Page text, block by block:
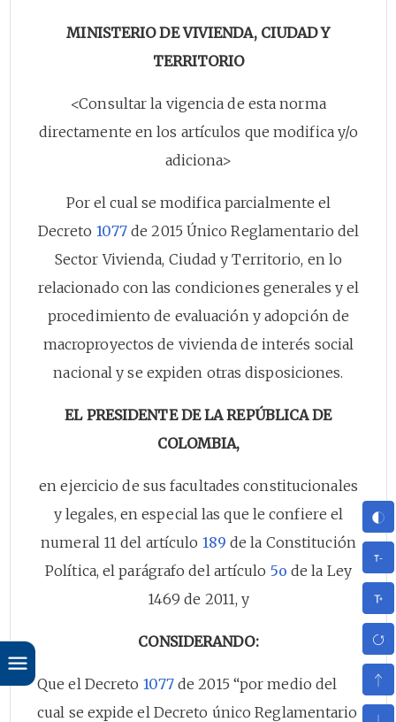
MINISTERIO DE VIVIENDA, CIUDAD Y
TERRITORIO
<Consultar la vigencia de esta norma
directamente en los artículos que modifica y/o
adiciona>
Por el cual se modifica parcialmente el
Decreto 1077 de 2015 Único Reglamentario del
Sector Vivienda, Ciudad y Territorio, en lo
relacionado con las condiciones generales y el
procedimiento de evaluación y adopción de
macroproyectos de vivienda de interés social
nacional y se expiden otras disposiciones.
EL PRESIDENTE DE LA REPÚBLICA DE
COLOMBIA,
en ejercicio de sus facultades constitucionales
y legales, en especial las que le confiere el
numeral 11 del artículo 189 de la Constitución
Política, el parágrafo del artículo 5o de la Ley
1469 de 2011, y
CONSIDERANDO:
Que el Decreto 1077de 2015 “por medio del
cual se expide el Decreto único Reglamentario